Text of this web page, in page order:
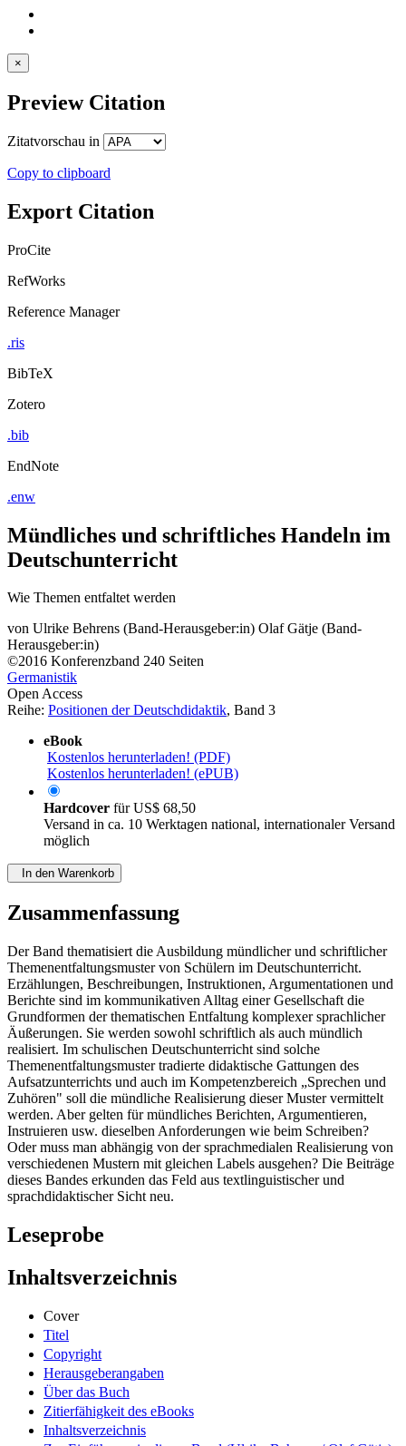
×
Preview Citation
Zitatvorschau in
Copy to clipboard
Export Citation
ProCite
RefWorks
Reference Manager
.ris
BibTeX
Zotero
.bib
EndNote
.enw
Mündliches und schriftliches Handeln im
Deutschunterricht
Wie Themen entfaltet werden
von Ulrike Behrens (Band-Herausgeber:in) Olaf Gätje (Band-
Herausgeber:in)
©2016 Konferenzband 240 Seiten
Germanistik
Open Access
Reihe: Positionen der Deutschdidaktik, Band 3
eBook
Kostenlos herunterladen! (PDF)
Kostenlos herunterladen! (ePUB)
Hardcover fürUS$ 68,50
Versand in ca. 10 Werktagen national, internationaler Versand
möglich
In den Warenkorb
Zusammenfassung
Der Band thematisiert die Ausbildung mündlicher und schriftlicher
Themenentfaltungsmuster von Schülern im Deutschunterricht.
Erzählungen, Beschreibungen, Instruktionen, Argumentationen und
Berichte sind im kommunikativen Alltag einer Gesellschaft die
Grundformen der thematischen Entfaltung komplexer sprachlicher
Äußerungen. Sie werden sowohl schriftlich als auch mündlich
realisiert. Im schulischen Deutschunterricht sind solche
Themenentfaltungsmuster tradierte didaktische Gattungen des
Aufsatzunterrichts und auch im Kompetenzbereich „Sprechen und
Zuhören" soll die mündliche Realisierung dieser Muster vermittelt
werden. Aber gelten für mündliches Berichten, Argumentieren,
Instruieren usw. dieselben Anforderungen wie beim Schreiben?
Oder muss man abhängig von der sprachmedialen Realisierung von
verschiedenen Mustern mit gleichen Labels ausgehen? Die Beiträge
dieses Bandes erkunden das Feld aus textlinguistischer und
sprachdidaktischer Sicht neu.
Leseprobe
Inhaltsverzeichnis
Cover
Titel
Copyright
Herausgeberangaben
Über das Buch
Zitierfähigkeit des eBooks
Inhaltsverzeichnis